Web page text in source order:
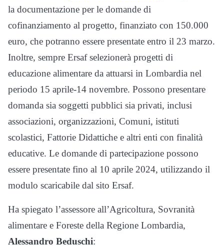
la documentazione per le domande di
cofinanziamento al progetto, finanziato con 150.000
euro, che potranno essere presentate entro il 23 marzo.
Inoltre, sempre Ersaf selezionerà progetti di
educazione alimentare da attuarsi in Lombardia nel
periodo 15 aprile-14 novembre. Possono presentare
domanda sia soggetti pubblici sia privati, inclusi
associazioni, organizzazioni, Comuni, istituti
scolastici, Fattorie Didattiche e altri enti con finalità
educative. Le domande di partecipazione possono
essere presentate fino al 10 aprile 2024, utilizzando il
modulo scaricabile dal sito Ersaf.
Ha spiegato l’assessore all’Agricoltura, Sovranità
alimentare e Foreste della Regione Lombardia,
Alessandro Beduschi: